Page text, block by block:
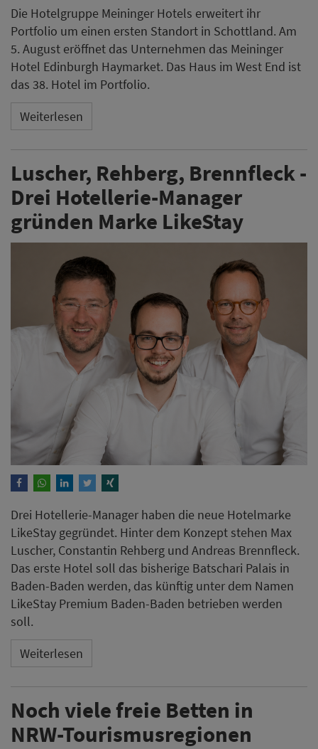
Die Hotelgruppe Meininger Hotels erweitert ihr
Portfolio um einen ersten Standort in Schottland. Am
5. August eröffnet das Unternehmen das Meininger
Hotel Edinburgh Haymarket. Das Haus im West End ist
das 38. Hotel im Portfolio.
Weiterlesen
Luscher, Rehberg, Brennfleck -
Drei Hotellerie-Manager
gründen Marke LikeStay
Drei Hotellerie-Manager​​​​​​​ haben die neue Hotelmarke
LikeStay gegründet. Hinter dem Konzept stehen Max
Luscher, Constantin Rehberg und Andreas Brennfleck.
Das erste Hotel soll das bisherige Batschari Palais in
Baden-Baden werden, das künftig unter dem Namen
LikeStay Premium Baden-Baden betrieben werden
soll.
Weiterlesen
Noch viele freie Betten in
NRW-Tourismusregionen